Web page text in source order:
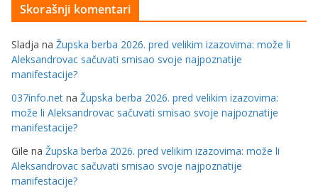
Skorašnji komentari
Sladja na Župska berba 2026. pred velikim izazovima: može li
Aleksandrovac sačuvati smisao svoje najpoznatije
manifestacije?
037info.net na Župska berba 2026. pred velikim izazovima:
može li Aleksandrovac sačuvati smisao svoje najpoznatije
manifestacije?
Gile na Župska berba 2026. pred velikim izazovima: može li
Aleksandrovac sačuvati smisao svoje najpoznatije
manifestacije?